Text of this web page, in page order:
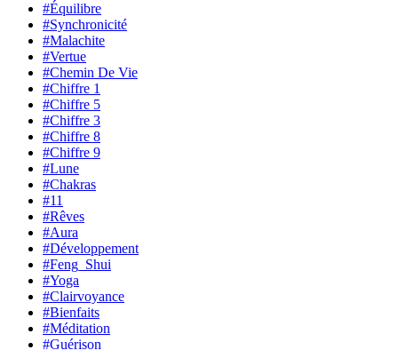
#Équilibre
#Synchronicité
#Malachite
#Vertue
#Chemin De Vie
#Chiffre 1
#Chiffre 5
#Chiffre 3
#Chiffre 8
#Chiffre 9
#Lune
#Chakras
#11
#Rêves
#Aura
#Développement
#Feng_Shui
#Yoga
#Clairvoyance
#Bienfaits
#Méditation
#Guérison